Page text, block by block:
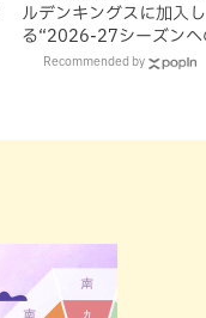
ルデンキングスに加入
る“2026-27シーズンへ
Recommended by